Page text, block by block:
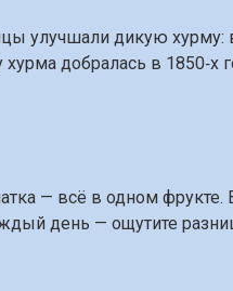
улучшали дикую
добралась в 1850‑х
— всё в одном
день — ощутите